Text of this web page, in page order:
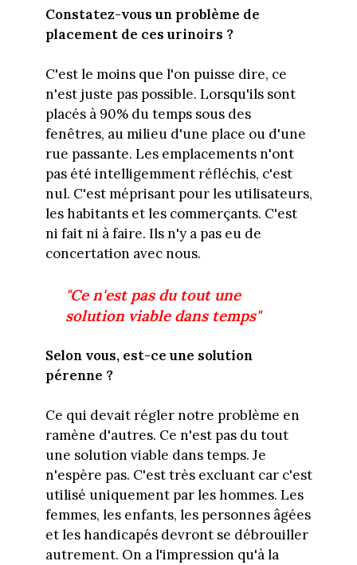
Constatez-vous un problème de
placement de ces urinoirs ?
C'est le moins que l'on puisse dire, ce
n'est juste pas possible. Lorsqu'ils sont
placés à 90% du temps sous des
fenêtres, au milieu d'une place ou d'une
rue passante. Les emplacements n'ont
pas été intelligemment réfléchis, c'est
nul. C'est méprisant pour les utilisateurs,
les habitants et les commerçants. C'est
ni fait ni à faire. Ils n'y a pas eu de
concertation avec nous.
"Ce n'est pas du tout une
solution viable dans temps"
Selon vous, est-ce une solution
pérenne ?
Ce qui devait régler notre problème en
ramène d'autres. Ce n'est pas du tout
une solution viable dans temps. Je
n'espère pas. C'est très excluant car c'est
utilisé uniquement par les hommes. Les
femmes, les enfants, les personnes âgées
et les handicapés devront se débrouiller
autrement. On a l'impression qu'à la